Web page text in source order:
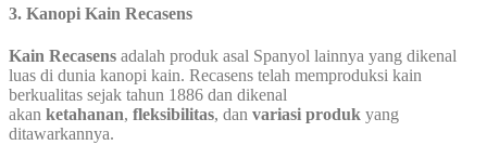
3. Kanopi Kain Recasens
Kain Recasens adalah produk asal Spanyol lainnya yang dikenal
luas di dunia kanopi kain. Recasens telah memproduksi kain
berkualitas sejak tahun 1886 dan dikenal
akan ketahanan, fleksibilitas, dan variasi produk yang
ditawarkannya.